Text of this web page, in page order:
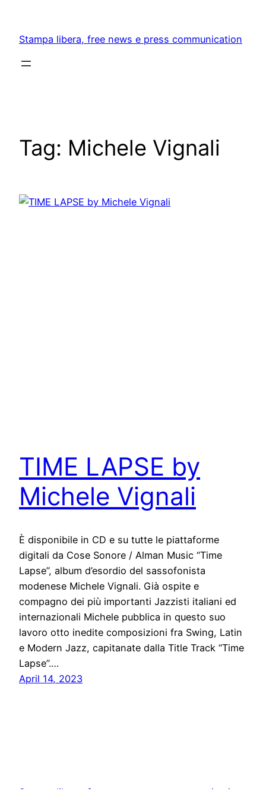
content
Stampa libera, free news e press communication
Tag: Michele Vignali
TIME LAPSE by
Michele Vignali
È disponibile in CD e su tutte le piattaforme
digitali da Cose Sonore / Alman Music “Time
Lapse”, album d’esordio del sassofonista
modenese Michele Vignali. Già ospite e
compagno dei più importanti Jazzisti italiani ed
internazionali Michele pubblica in questo suo
lavoro otto inedite composizioni fra Swing, Latin
e Modern Jazz, capitanate dalla Title Track “Time
Lapse”.…
April 14, 2023
Stampa libera, free news e press communication